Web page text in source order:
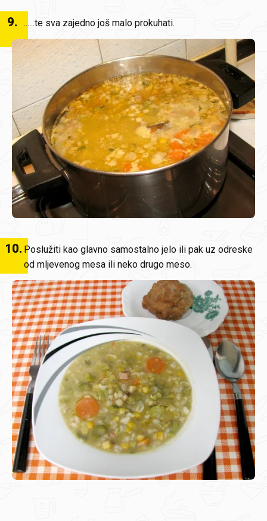
9. ......te sva zajedno još malo prokuhati.
10. Poslužiti kao glavno samostalno jelo ili pak uz odreske
od mljevenog mesa ili neko drugo meso.